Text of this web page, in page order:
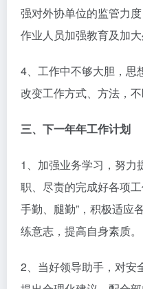
强对外协单位的监管力
作业人员加强教育及加大
4、工作中不够大胆，思
改变工作方式、方法，不
三、下一年年工作计划
1、加强业务学习，努力
职、尽责的完成好各项工
手勤、腿勤”，积极适应
练意志，提高自身素质。
2、当好领导助手，对安